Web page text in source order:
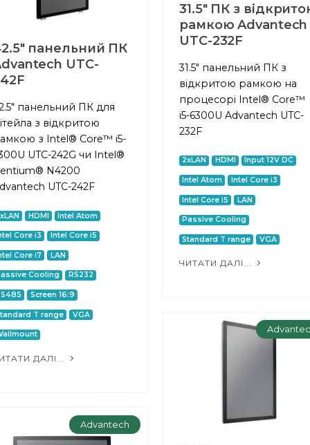
31.5" ПК з
рамкою Advantech
UTC-232F
31.5" панельний ПК з
відкритою рамкою на
процесорі Intel® Core™
i5-6300U Advantech UTC-
232F
2xLAN HDMI Input 12V DC
Intel Atom Intel Core i3
Intel Core i5 LAN
Passive Cooling
Standard T range VGA
ЧИТАТИ ДАЛІ...
панельний ПК
UTC-
панельний ПК для
з відкритою
з Intel® Core™ i5-
UTC-242G чи Intel®
N4200
UTC-242F
HDMI Intel Atom
Core i3 Intel Core i5
Core i7 LAN
Cooling RS232
Screen 16:9
T range VGA
ДАЛІ...
Advantech